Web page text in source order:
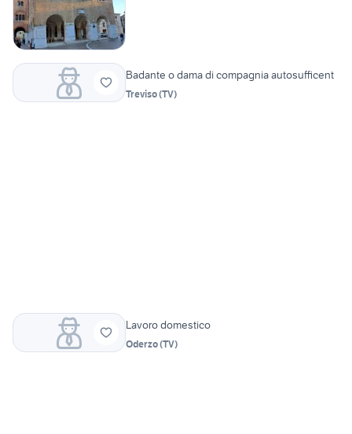
Badante o dama di compagnia autosufficent
Treviso(TV)
Lavoro domestico
Oderzo(TV)